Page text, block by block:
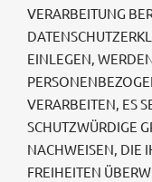
VERARBEITUNG
EINLEGEN,
VERARBEITEN, ES
SCHUTZWÜRDIGE
NACHWEISEN, DIE
FREIHEITEN